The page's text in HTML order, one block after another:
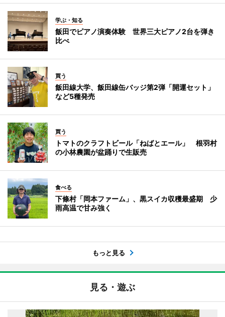
学ぶ・知る
飯田でピアノ演奏体験 世界三大ピアノ2台を弾き
比べ
買う
飯田線大学、飯田線缶バッジ第2弾「開運セット」
など5種発売
買う
トマトのクラフトビール「ねばとエール」 根羽村
の小林農園が盆踊りで生販売
食べる
下條村「岡本ファーム」、黒スイカ収穫最盛期 少
雨高温で甘み強く
もっと見る
見る・遊ぶ